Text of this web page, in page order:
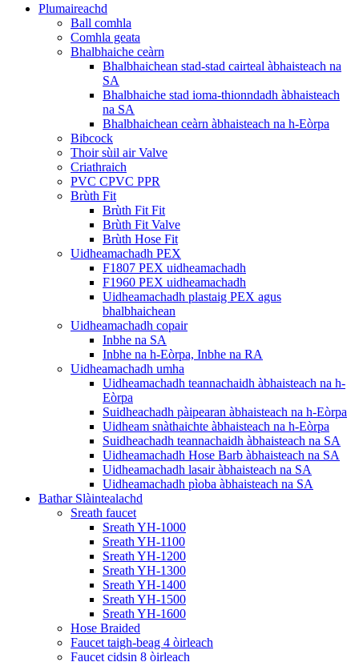
Plumaireachd
Ball comhla
Comhla geata
Bhalbhaiche ceàrn
Bhalbhaichean stad-stad cairteal àbhaisteach na
SA
Bhalbhaiche stad ioma-thionndadh àbhaisteach
na SA
Bhalbhaichean ceàrn àbhaisteach na h-Eòrpa
Bibcock
Thoir sùil air Valve
Criathraich
PVC CPVC PPR
Brùth Fit
Brùth Fit Fit
Brùth Fit Valve
Brùth Hose Fit
Uidheamachadh PEX
F1807 PEX uidheamachadh
F1960 PEX uidheamachadh
Uidheamachadh plastaig PEX agus
bhalbhaichean
Uidheamachadh copair
Inbhe na SA
Inbhe na h-Eòrpa, Inbhe na RA
Uidheamachadh umha
Uidheamachadh teannachaidh àbhaisteach na h-
Eòrpa
Suidheachadh pàipearan àbhaisteach na h-Eòrpa
Uidheam snàthaichte àbhaisteach na h-Eòrpa
Suidheachadh teannachaidh àbhaisteach na SA
Uidheamachadh Hose Barb àbhaisteach na SA
Uidheamachadh lasair àbhaisteach na SA
Uidheamachadh pìoba àbhaisteach na SA
Bathar Slàintealachd
Sreath faucet
Sreath YH-1000
Sreath YH-1100
Sreath YH-1200
Sreath YH-1300
Sreath YH-1400
Sreath YH-1500
Sreath YH-1600
Hose Braided
Faucet taigh-beag 4 òirleach
Faucet cidsin 8 òirleach